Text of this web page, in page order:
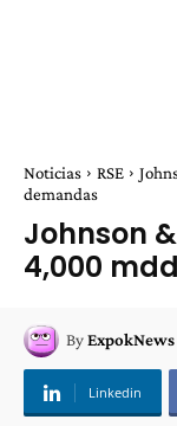
Noticias RSE
demandas
Johnson
4,000
ByExpokNews
Linkedin